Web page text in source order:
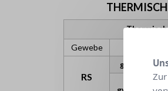
Gewebe
RS
gtot